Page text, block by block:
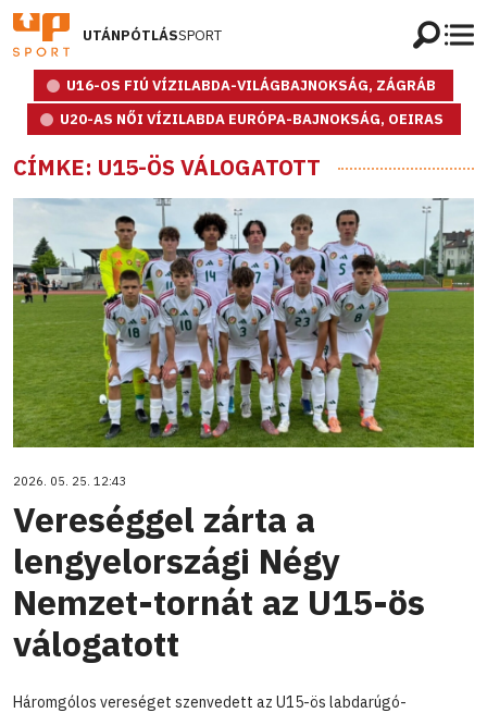
UTÁNPÓTLÁSSPORT
U16-OS FIÚ VÍZILABDA-VILÁGBAJNOKSÁG, ZÁGRÁB
U20-AS NŐI VÍZILABDA EURÓPA-BAJNOKSÁG, OEIRAS
CÍMKE: U15-ÖS VÁLOGATOTT
2026. 05. 25. 12:43
Vereséggel zárta a
lengyelországi Négy
Nemzet-tornát az U15-ös
válogatott
Háromgólos vereséget szenvedett az U15-ös labdarúgó-